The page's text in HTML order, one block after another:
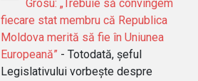
Grosu: „Trebuie să convingem
fiecare stat membru că Republica
Moldova merită să fie în Uniunea
Europeană” - Totodată, șeful
Legislativului vorbește despre